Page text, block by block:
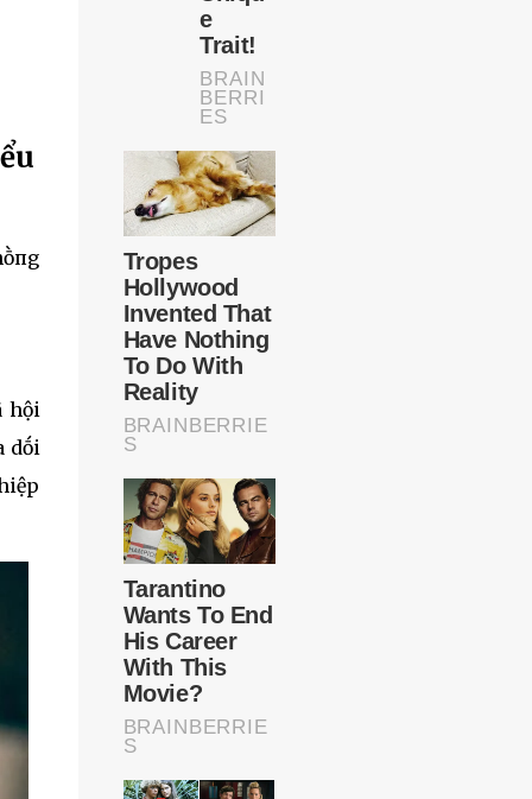
hội
dṓi